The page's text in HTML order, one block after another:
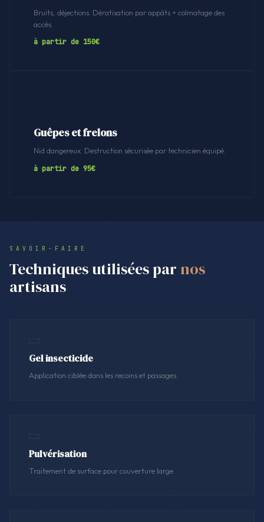
Bruits, déjections. Dératisation par appâts + colmatage des
accès.
à partir de 150€
Guêpes et frelons
Nid dangereux. Destruction sécurisée par technicien équipé.
à partir de 95€
SAVOIR-FAIRE
Techniques utilisées par nos
artisans
Gel insecticide
Application ciblée dans les recoins et passages.
Pulvérisation
Traitement de surface pour couverture large.